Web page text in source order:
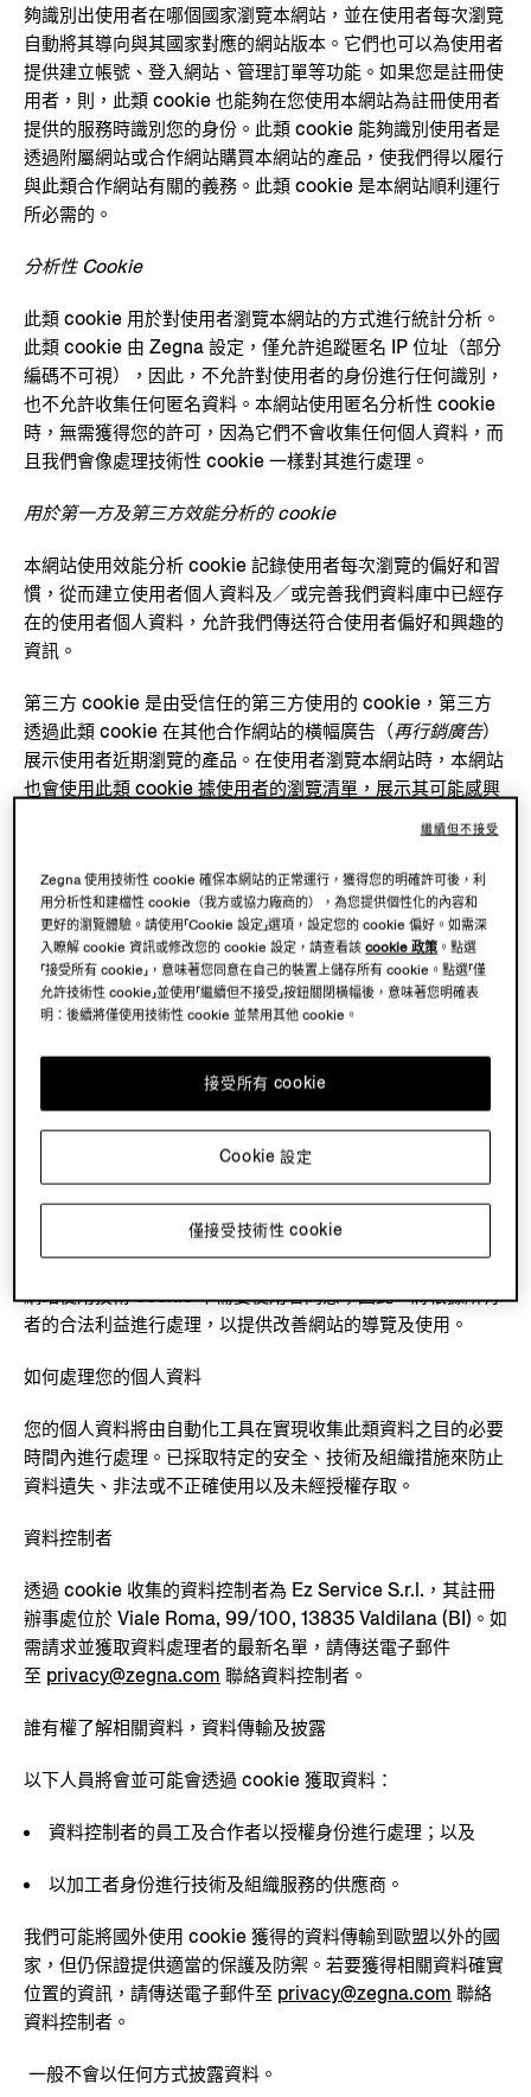
夠識別出使用者在哪個國家瀏覽本網站，並在使用者每次瀏覽
自動將其導向與其國家對應的網站版本。它們也可以為使用者
提供建立帳號、登入網站、管理訂單等功能。如果您是註冊使
用者，則，此類 cookie 也能夠在您使用本網站為註冊使用者
提供的服務時識別您的身份。此類 cookie 能夠識別使用者是
透過附屬網站或合作網站購買本網站的產品，使我們得以履行
與此類合作網站有關的義務。此類 cookie 是本網站順利運行
所必需的。
分析性 Cookie
此類 cookie 用於對使用者瀏覽本網站的方式進行統計分析。
此類 cookie 由 Zegna 設定，僅允許追蹤匿名 IP 位址（部分
編碼不可視），因此，不允許對使用者的身份進行任何識別，
也不允許收集任何匿名資料。本網站使用匿名分析性 cookie
時，無需獲得您的許可，因為它們不會收集任何個人資料，而
且我們會像處理技術性 cookie 一樣對其進行處理。
用於第一方及第三方效能分析的 cookie
本網站使用效能分析 cookie 記錄使用者每次瀏覽的偏好和習
慣，從而建立使用者個人資料及／或完善我們資料庫中已經存
在的使用者個人資料，允許我們傳送符合使用者偏好和興趣的
資訊。
第三方 cookie 是由受信任的第三方使用的 cookie，第三方
透過此類 cookie 在其他合作網站的橫幅廣告（再行銷廣告）
展示使用者近期瀏覽的產品。在使用者瀏覽本網站時，本網站
也會使用此類 cookie 據使用者的瀏覽清單，展示其可能感興
請在下面查看我們合作夥伴的 cookie 政策：
請點擊此處
本網站使用的 COOKIE 特性如下表所述：
請點擊此處
使用 COOKIE 的法律依據
使用者瀏覽網站的任何頁面時，將看到一個顯示 cookie 簡要
資訊的橫幅。透過該橫幅，您可以自由選擇是否提供個人資
料，以進行行銷分析。此處理資料的法律依據在於相關網站橫
（除了不再收到任何購買建議）。
網站使用技術 cookie 不需要使用者同意；因此，將根據所有
者的合法利益進行處理，以提供改善網站的導覽及使用。
如何處理您的個人資料
您的個人資料將由自動化工具在實現收集此類資料之目的必要
時間內進行處理。已採取特定的安全、技術及組織措施來防止
資料遺失、非法或不正確使用以及未經授權存取 。
資料控制者
透過 cookie 收集的資料控制者為 Ez Service S.r.l.，其註冊
辦事處位於 Viale Roma, 99/100, 13835 Valdilana (BI)。如
需請求並獲取資料處理者的最新名單，請傳送電子郵件
至 privacy@zegna.com 聯絡資料控制者。
誰有權了解相關資料，資料傳輸及披露
以下人員將會並可能會透過 cookie 獲取資料：
資料控制者的員工及合作者以授權身份進行處理；以及
以加工者身份進行技術及組織服務的供應商。
我們可能將國外使用 cookie 獲得的資料傳輸到歐盟以外的國
家，但仍保證提供適當的保護及防禦。若要獲得相關資料確實
位置的資訊，請傳送電子郵件至 privacy@zegna.com 聯絡
資料控制者。
一般不會以任何方式披露資料。
Zegna 使用技術性 cookie 確保本網站的正常運行，獲得您的明確許可後，利
用分析性和建檔性 cookie（我方或協力廠商的），為您提供個性化的內容和
更好的瀏覽體驗。請使用「Cookie 設定」選項，設定您的 cookie 偏好。如需深
入瞭解 cookie 資訊或修改您的 cookie 設定，請查看該cookie 政策 。點選
「接受所有 cookie」，意味著您同意在自己的裝置上儲存所有 cookie。點選「僅
允許技術性 cookie」並使用「繼續但不接受」按鈕關閉橫幅後，意味著您明確表
明：後續將僅使用技術性 cookie 並禁用其他 cookie。
僅接受技術性 cookie
接受所有 cookie
Cookie 設定
繼續但不接受